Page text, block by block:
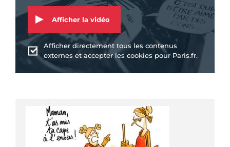
Afficher la vidéo
Afficher directement tous les contenus
externes et accepter les cookies pour Paris.fr.